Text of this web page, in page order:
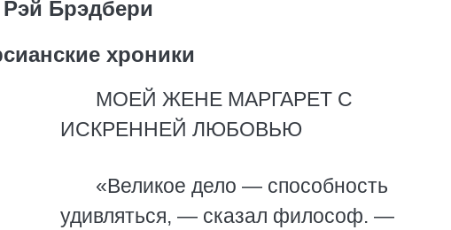
Рэй Брэдбери
хроники
МОЕЙ ЖЕНЕ МАРГАРЕТ С
ИСКРЕННЕЙ ЛЮБОВЬЮ
«Великое дело — способность
удивляться, — сказал философ. —